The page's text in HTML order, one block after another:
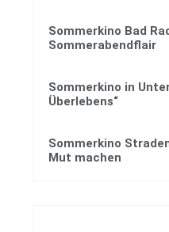
Sommerkino Bad
Sommerabendflair
Sommerkino in
Überlebens“
Sommerkino
Mut machen